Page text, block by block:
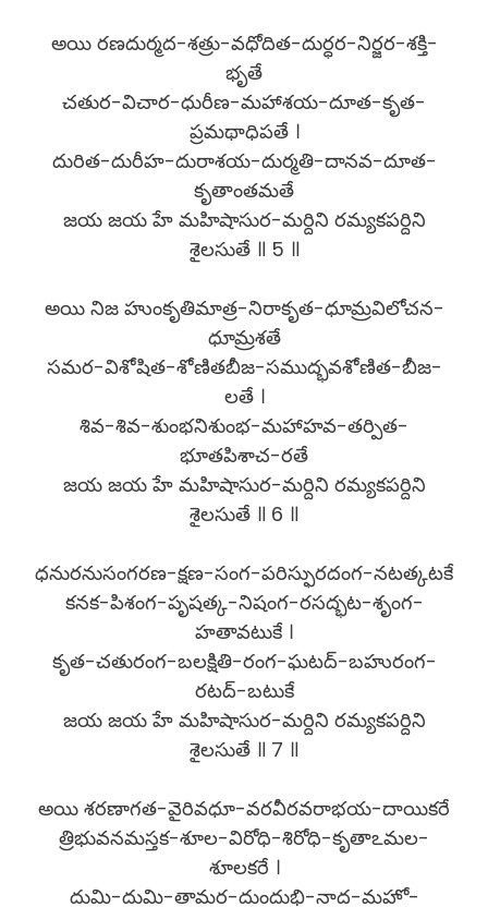
అయి రణదుర్మద-శత్రు-వధోదిత-దుర్ధర-నిర్జర-శక్తి-
భృతే
చతుర-విచార-ధురీణ-మహాశయ-దూత-కృత-
ప్రమథాధిపతే ।
దురిత-దురీహ-దురాశయ-దుర్మతి-దానవ-దూత-
కృతాంతమతే
జయ జయ హే మహిషాసుర-మర్దిని రమ్యకపర్దిని
శైలసుతే ॥ 5 ॥
అయి నిజ హుంకృతిమాత్ర-నిరాకృత-ధూమ్రవిలోచన-
ధూమ్రశతే
సమర-విశోషిత-శోణితబీజ-సముద్భవశోణిత-బీజ-
లతే ।
శివ-శివ-శుంభనిశుంభ-మహాహవ-తర్పిత-
భూతపిశాచ-రతే
జయ జయ హే మహిషాసుర-మర్దిని రమ్యకపర్దిని
శైలసుతే ॥ 6 ॥
ధనురనుసంగరణ-క్షణ-సంగ-పరిస్ఫురదంగ-నటత్కటకే
కనక-పిశంగ-పృషత్క-నిషంగ-రసద్భట-శృంగ-
హతావటుకే ।
కృత-చతురంగ-బలక్షితి-రంగ-ఘటద్-బహురంగ-
రటద్-బటుకే
జయ జయ హే మహిషాసుర-మర్దిని రమ్యకపర్దిని
శైలసుతే ॥ 7 ॥
అయి శరణాగత-వైరివధూ-వరవీరవరాభయ-దాయికరే
త్రిభువనమస్తక-శూల-విరోధి-శిరోధి-కృతాఽమల-
శూలకరే ।
దుమి-దుమి-తామర-దుందుభి-నాద-మహో-